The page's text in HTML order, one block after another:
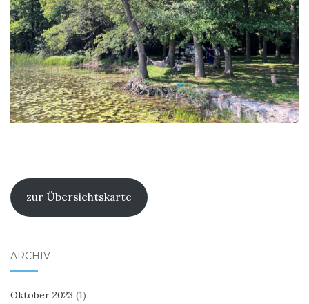
zur Übersichtskarte
ARCHIV
Oktober 2023 (1)